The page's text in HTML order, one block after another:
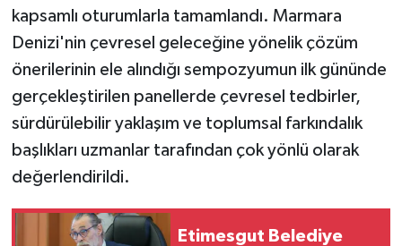
kapsamlı oturumlarla tamamlandı. Marmara
Denizi'nin çevresel geleceğine yönelik çözüm
önerilerinin ele alındığı sempozyumun ilk gününde
gerçekleştirilen panellerde çevresel tedbirler,
sürdürülebilir yaklaşım ve toplumsal farkındalık
başlıkları uzmanlar tarafından çok yönlü olarak
değerlendirildi.
Etimesgut Belediye